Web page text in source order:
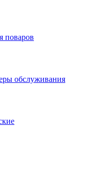
поваров
обслуживания